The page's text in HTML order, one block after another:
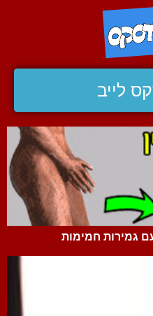
לייב
גמירות חמימות